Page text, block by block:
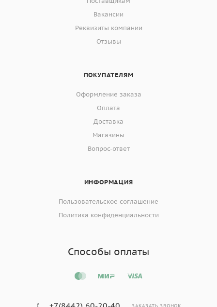
Вакансии
Реквизиты компании
Отзывы
ПОКУПАТЕЛЯМ
Оформление заказа
Оплата
Доставка
Магазины
Вопрос-ответ
ИНФОРМАЦИЯ
Пользовательское соглашение
Политика конфиденциальности
Способы оплаты